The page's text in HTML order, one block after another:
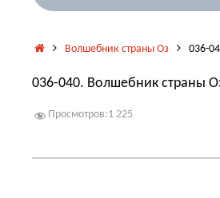
ГлавнаяВолшебник страны Оз 036-
036-040. Волшебник страны
Просмотров:1 225